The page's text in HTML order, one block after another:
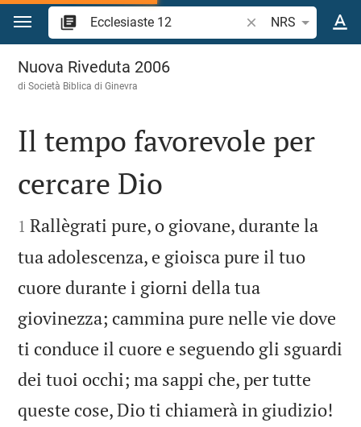
Vai al contenuto
Ricerca verso
NRS
Ecclesiaste 12
Nuova Riveduta 2006
di Società Biblica di Ginevra

Il tempo favorevole per
cercare Dio

1 Rallègrati pure, o giovane, durante la
tua adolescenza, e gioisca pure il tuo
cuore durante i giorni della tua
giovinezza; cammina pure nelle vie dove
ti conduce il cuore e seguendo gli sguardi
dei tuoi occhi; ma sappi che, per tutte
queste cose, Dio ti chiamerà in giudizio!